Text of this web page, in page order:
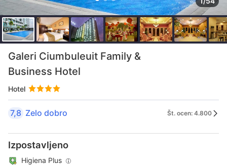
Galeri Ciumbuleuit Family &
Business Hotel
Hotel
7,8 Zelo dobro Št. ocen: 4.800
Izpostavljeno
Higiena Plus